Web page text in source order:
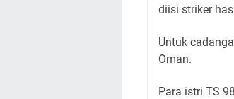
diisi striker
Untuk
Oman.
Para istri TS